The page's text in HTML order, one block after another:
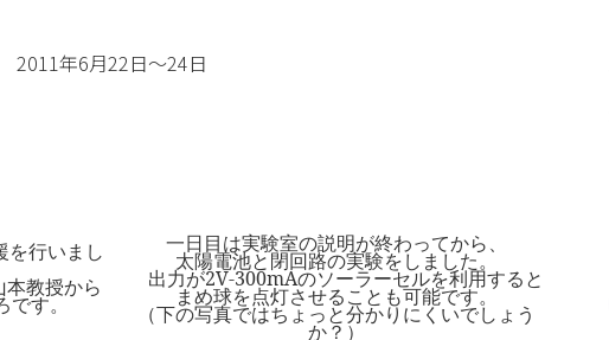
2011年6月22日～24日
を行いまし
教授から
です。
一日目は実験室の説明が終わってから、
太陽電池と閉回路の実験をしました。
出力が2V-300mAのソーラーセルを利用すると
まめ球を点灯させることも可能です。
（下の写真ではちょっと分かりにくいでしょう
か？）